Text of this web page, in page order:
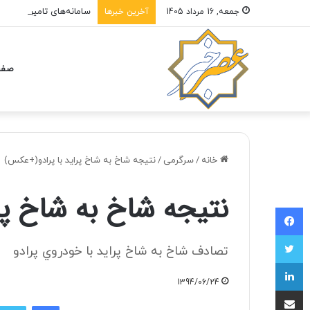
جمعه, 16 مرداد 1405 آخرین خبرها سامانه‌های تامین
خانه /سرگرمی /نتيجه شاخ به شاخ پرايد با پرادو(+عكس)
نتيجه شاخ به شاخ
تصادف شاخ به شاخ پرايد با خودروي پرادو
1394/06/24
فیسبوک